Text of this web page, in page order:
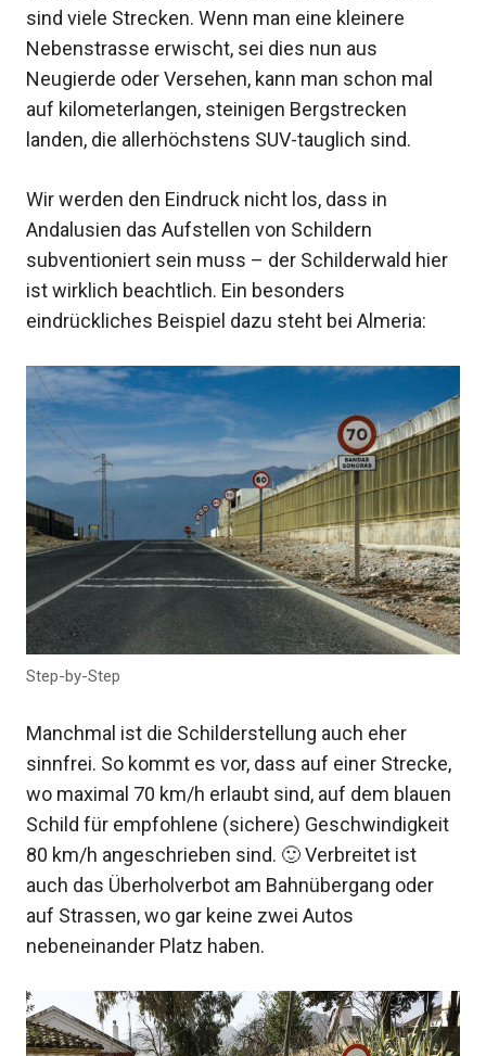
sind viele Strecken. Wenn man eine kleinere
Nebenstrasse erwischt, sei dies nun aus
Neugierde oder Versehen, kann man schon mal
auf kilometerlangen, steinigen Bergstrecken
landen, die allerhöchstens SUV-tauglich sind.
Wir werden den Eindruck nicht los, dass in
Andalusien das Aufstellen von Schildern
subventioniert sein muss – der Schilderwald hier
ist wirklich beachtlich. Ein besonders
eindrückliches Beispiel dazu steht bei Almeria:
Step-by-Step
Manchmal ist die Schilderstellung auch eher
sinnfrei. So kommt es vor, dass auf einer Strecke,
wo maximal 70 km/h erlaubt sind, auf dem blauen
Schild für empfohlene (sichere) Geschwindigkeit
80 km/h angeschrieben sind. 🙂 Verbreitet ist
auch das Überholverbot am Bahnübergang oder
auf Strassen, wo gar keine zwei Autos
nebeneinander Platz haben.